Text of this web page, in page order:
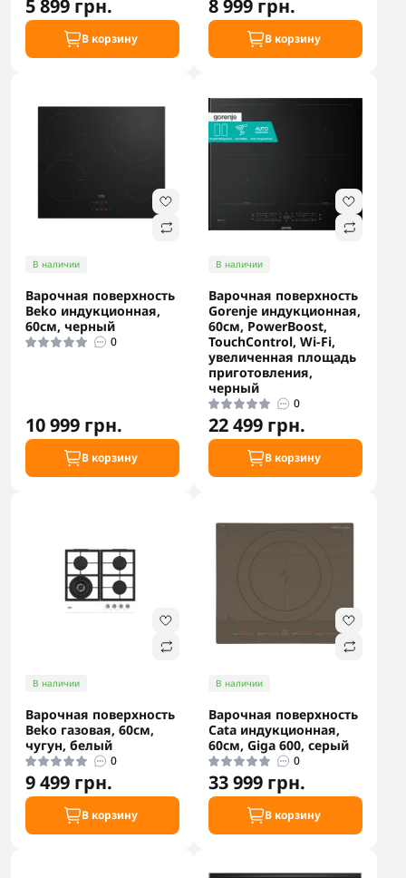
5 899 грн.
В корзину
8 999 грн.
В корзину
В наличии
Варочная поверхность
Beko индукционная,
60см, черный
0
10 999 грн.
В корзину
В наличии
Варочная поверхность
Gorenje индукционная,
60см, PowerBoost,
TouchControl, Wi-Fi,
увеличенная площадь
приготовления,
черный
0
22 499 грн.
В корзину
В наличии
Варочная поверхность
Beko газовая, 60см,
чугун, белый
0
9 499 грн.
В корзину
В наличии
Варочная поверхность
Cata индукционная,
60см, Giga 600, серый
0
33 999 грн.
В корзину